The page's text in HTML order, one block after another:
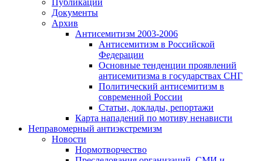
Публикации
Документы
Архив
Антисемитизм 2003-2006
Антисемитизм в Российской
Федерации
Основные тенденции проявлений
антисемитизма в государствах СНГ
Политический антисемитизм в
современной России
Статьи, доклады, репортажи
Карта нападений по мотиву ненависти
Неправомерный антиэкстремизм
Новости
Нормотворчество